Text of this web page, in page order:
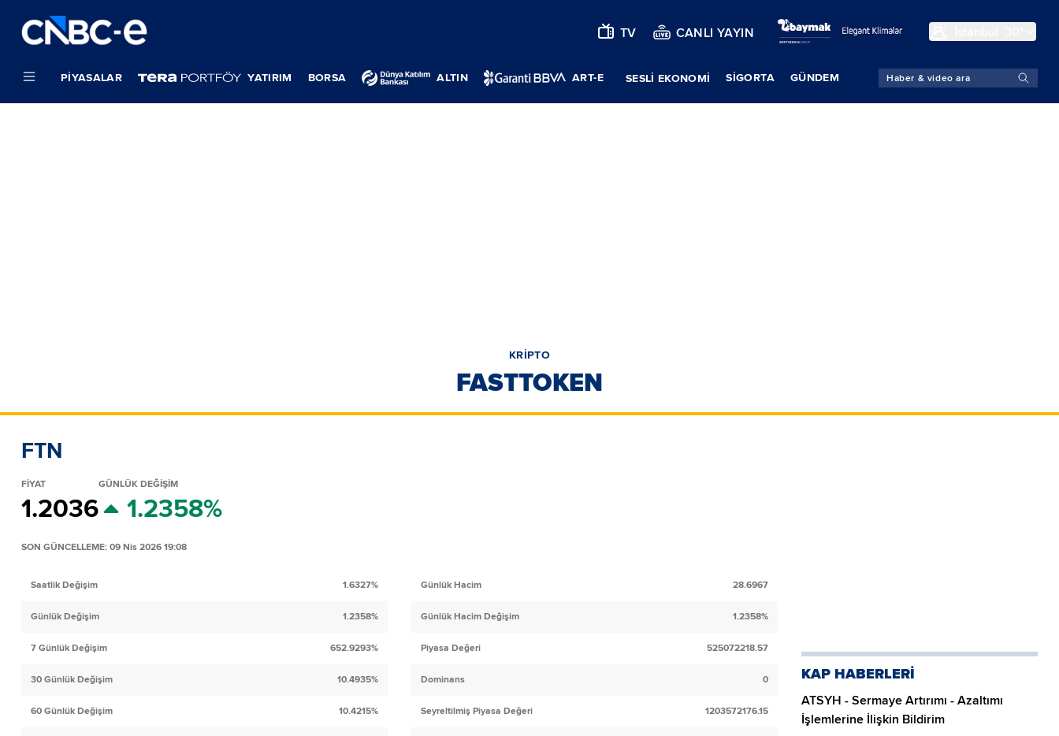
TV CANLI YAYIN
PIYASALAR YATIRIM BORSA ALTIN ART-E SESLİ EKONOMİ SIGORTA GÜNDEM
KRİPTO
FASTTOKEN
FTN
FİYAT
1.2036
GÜNLÜK DEĞİŞİM
1.2358%
SON GÜNCELLEME: 09 Nis 2026 19:08
Saatlik Değişim 1.6327%
Günlük Değişim 1.2358%
7 Günlük Değişim 652.9293%
30 Günlük Değişim 10.4935%
60 Günlük Değişim 10.4215%
Günlük Hacim 28.6967
Günlük Hacim Değişim 1.2358%
Piyasa Değeri 525072218.57
Dominans 0
Seyreltilmiş Piyasa Değeri 1203572176.15
KAP HABERLERİ
ATSYH - Sermaye Artırımı - Azaltımı
İşlemlerine İlişkin Bildirim